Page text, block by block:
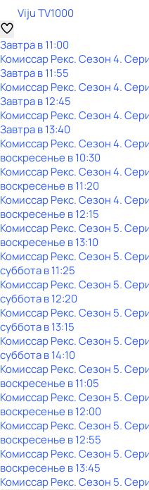
Viju TV1000
Завтра в 11:00
Комиссар Рекс. Сезон 4.
Завтра в 11:55
Комиссар Рекс. Сезон 4.
Завтра в 12:45
Комиссар Рекс. Сезон 4.
Завтра в 13:40
Комиссар Рекс. Сезон 4.
воскресенье в10:30
Комиссар Рекс. Сезон 4.
воскресенье в11:20
Комиссар Рекс. Сезон 4.
воскресенье в12:15
Комиссар Рекс. Сезон 5.
воскресенье в13:10
Комиссар Рекс. Сезон 5.
субботав11:25
Комиссар Рекс. Сезон 5.
субботав12:20
Комиссар Рекс. Сезон 5.
субботав13:15
Комиссар Рекс. Сезон 5.
субботав14:10
Комиссар Рекс. Сезон 5.
воскресенье в11:05
Комиссар Рекс. Сезон 5.
воскресенье в12:00
Комиссар Рекс. Сезон 5.
воскресенье в12:55
Комиссар Рекс. Сезон 5.
воскресенье в13:45
Комиссар Рекс. Сезон 5.